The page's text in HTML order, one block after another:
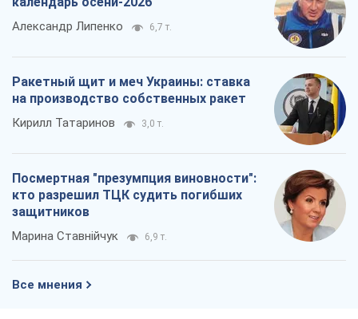
Александр Липенко 6,7 т.
Ракетный щит и меч Украины: ставка
на производство собственных ракет
Кирилл Татаринов 3,0 т.
Посмертная "презумпция виновности":
кто разрешил ТЦК судить погибших
защитников
Марина Ставнійчук 6,9 т.
Все мнения